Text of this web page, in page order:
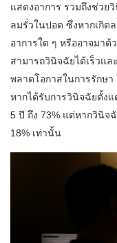
แสดงอาการ รวมถึงช่วย
ลมรั่วในปอด ซึ่งหากเกิด
อาการใด ๆ หรืออาจมาด้
สามารถวินิจฉัยได้เร็วแ
พลาดโอกาสในการรักษา
หากได้รับการวินิจฉัยตั้งแ
5 ปี ถึง 73% แต่หากวินิจ
18% เท่านั้น